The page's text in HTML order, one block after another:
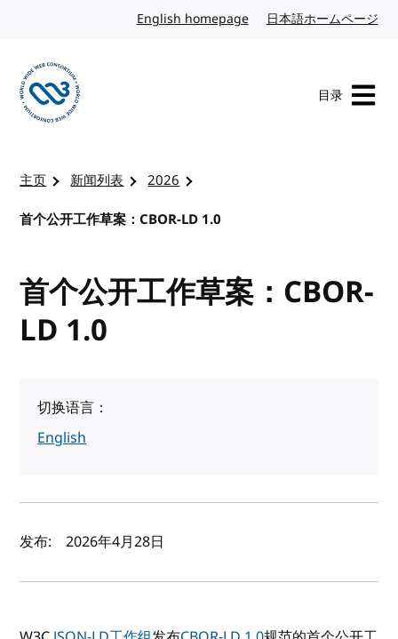
English homepage英文日本語ホームページ
目录
主页 新闻列表
2026
首个公开工作草案：CBOR-LD 1.0
首个公开工作草案：CBOR-
LD 1.0
切换语言：
English
作者及发布日期
发布: 2026年4月28日